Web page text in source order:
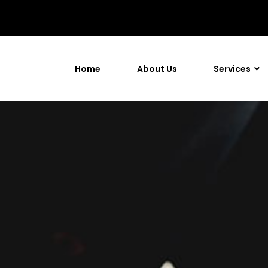
Home About Us Services